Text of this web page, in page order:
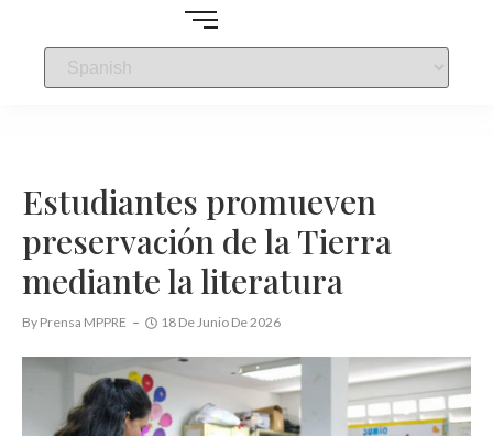
Estudiantes promueven
preservación de la Tierra
mediante la literatura
By Prensa MPPRE 18 De Junio De 2026